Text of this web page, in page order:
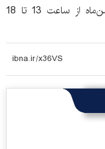
به گفته وي نمايشگاه پكو در روز 22 بهمن‌ماه از ساعت 13 تا 18